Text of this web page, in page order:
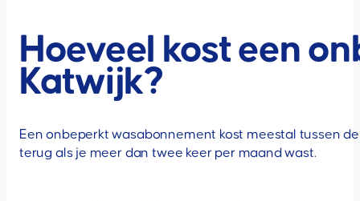
Hoeveel kost een
Katwijk?
Een onbeperkt wasabonnement kost meestal tussen
terug als je meer dan twee keer per maand wast.